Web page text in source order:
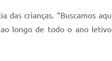
crianças. “Buscamos
longo de todo o ano